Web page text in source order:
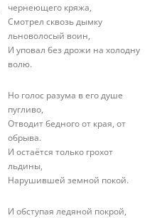
чернеющего кряжа,
Смотрел сквозь дымку
льноволосый воин,
И уповал без дрожи на холодну
волю.
Но голос разума в его душе
пугливо,
Отводит бедного от края, от
обрыва.
И остаётся только грохот
льдины,
Нарушившей земной покой.
И обступая ледяной покрой,